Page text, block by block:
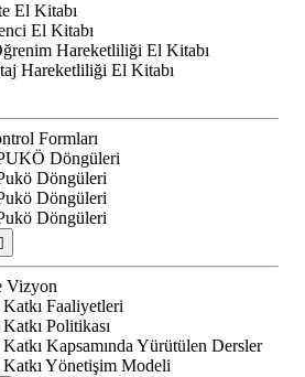
El Kitabı
El Kitabı
Hareketliliği El Kitabı
Hareketliliği El Kitabı
Formları
Döngüleri
Döngüleri
Döngüleri
Döngüleri
Vizyon
Faaliyetleri
Politikası
Kapsamında Yürütülen Dersler
Yönetişim Modeli